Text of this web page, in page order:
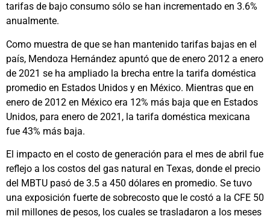
tarifas de bajo consumo sólo se han incrementado en 3.6%
anualmente.
Como muestra de que se han mantenido tarifas bajas en el
país, Mendoza Hernández apuntó que de enero 2012 a enero
de 2021 se ha ampliado la brecha entre la tarifa doméstica
promedio en Estados Unidos y en México. Mientras que en
enero de 2012 en México era 12% más baja que en Estados
Unidos, para enero de 2021, la tarifa doméstica mexicana
fue 43% más baja.
El impacto en el costo de generación para el mes de abril fue
reflejo a los costos del gas natural en Texas, donde el precio
del MBTU pasó de 3.5 a 450 dólares en promedio. Se tuvo
una exposición fuerte de sobrecosto que le costó a la CFE 50
mil millones de pesos, los cuales se trasladaron a los meses